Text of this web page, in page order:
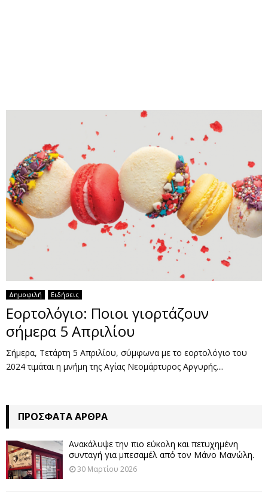
U
Δημοφιλή Ειδήσεις
Εορτολόγιο: Ποιοι γιορτάζουν
σήμερα 5 Απριλίου
Σήμερα, Τετάρτη 5 Απριλίου, σύμφωνα με το εορτολόγιο του
2024 τιμάται η μνήμη της Αγίας Νεομάρτυρος Αργυρής....
ΠΡΌΣΦΑΤΑ ΆΡΘΡΑ
Ανακάλυψε την πιο εύκολη και πετυχημένη
συνταγή για μπεσαμέλ από τον Μάνο Μανώλη.
30 Μαρτίου 2026